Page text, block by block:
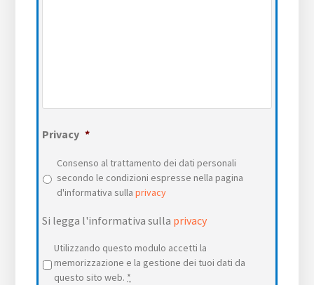
Privacy *
Consenso al trattamento dei dati personali
secondo le condizioni espresse nella pagina
d'informativa sullaprivacy
Si legga l'informativa sulla privacy
Privacy *
Utilizzando questo modulo accetti la
memorizzazione e la gestione dei tuoi dati da
questo sito web. *